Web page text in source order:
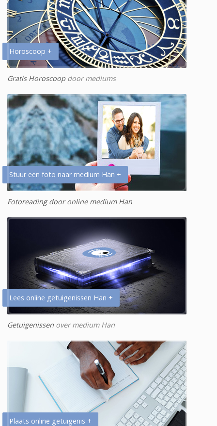
Horoscoop +
Gratis Horoscoopdoor mediums
Stuur een foto naar medium Han +
Fotoreading door online medium Han
Lees online getuigenissen Han +
Getuigenissen over medium Han
Plaats online getuigenis +